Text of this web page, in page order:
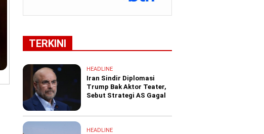
TERKINI
HEADLINE
Iran Sindir Diplomasi
Trump Bak Aktor Teater,
Sebut Strategi AS Gagal
HEADLINE